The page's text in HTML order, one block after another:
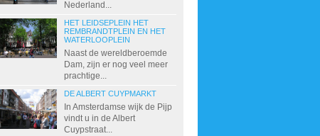
Nederland...
HET LEIDSEPLEIN HET
REMBRANDTPLEIN EN HET
WATERLOOPLEIN
Naast de wereldberoemde
Dam, zijn er nog veel meer
prachtige...
DE ALBERT CUYPMARKT
In Amsterdamse wijk de Pijp
vindt u in de Albert
Cuypstraat...